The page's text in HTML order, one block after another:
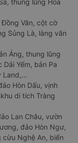
thung lũng Hoa
Văn, cột cờ
Sủng Là, làng văn
Áng, thung lũng
Dải Yếm, bản Pa
Land,...
Hòn Dấu, vịnh
di tích Tràng
Lan Châu, vườn
đảo Hòn Ngư,
Nghệ An, biển